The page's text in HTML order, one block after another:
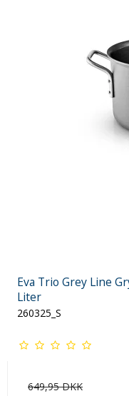
Eva Trio Grey Line
Liter
260325_S
649,95 DKK